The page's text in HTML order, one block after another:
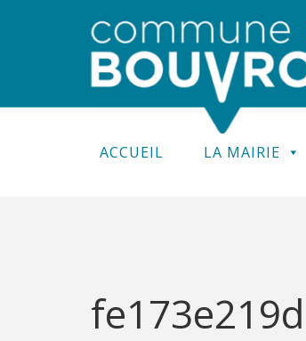
ACCUEIL LA MAIRIE